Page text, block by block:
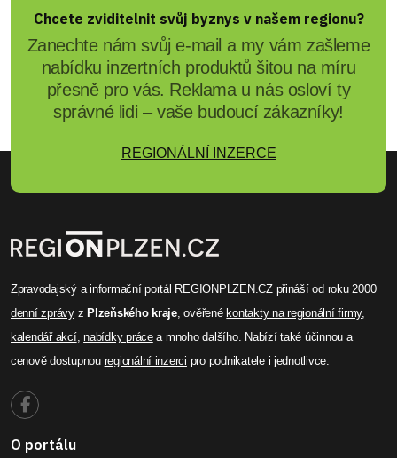
Chcete zviditelnit svůj byznys v našem regionu?
Zanechte nám svůj e-mail a my vám zašleme
nabídku inzertních produktů šitou na míru
přesně pro vás. Reklama u nás osloví ty
správné lidi – vaše budoucí zákazníky!
REGIONÁLNÍ INZERCE
Zpravodajský a informační portál REGIONPLZEN.CZ přináší od roku 2000
denní zprávyz Plzeňského kraje, ověřené kontakty na regionální firmy,
kalendář akcí,nabídky prácea mnoho dalšího. Nabízí také účinnou a
cenově dostupnou regionální inzerci pro podnikatele i jednotlivce.
O portálu